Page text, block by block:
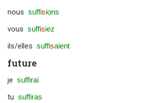
nous suffisions
vous suffisiez
ils/elles suffisaient
future
je suffirai
tu suffiras